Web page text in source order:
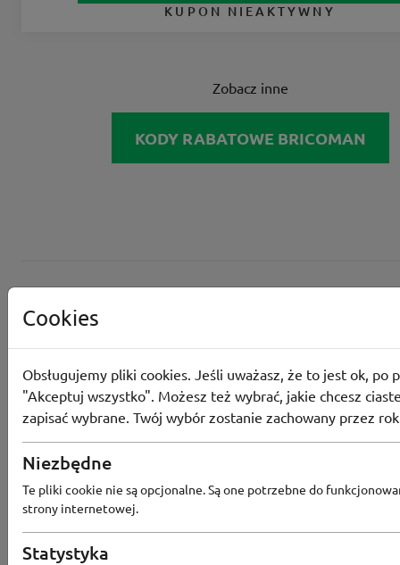
KUPON NIEAKTYWNY
Zobacz inne
KODY RABATOWE BRICOMAN
Popularne sklepy
Cookies
Obsługujemy pliki cookies. Jeśli uważasz, że to jest ok, po
"Akceptuj wszystko". Możesz też wybrać, jakie chcesz
zapisać wybrane. Twój wybór zostanie zachowany przez
Niezbędne
Te pliki cookie nie są opcjonalne. Są one potrzebne do
strony internetowej.
Statystyka